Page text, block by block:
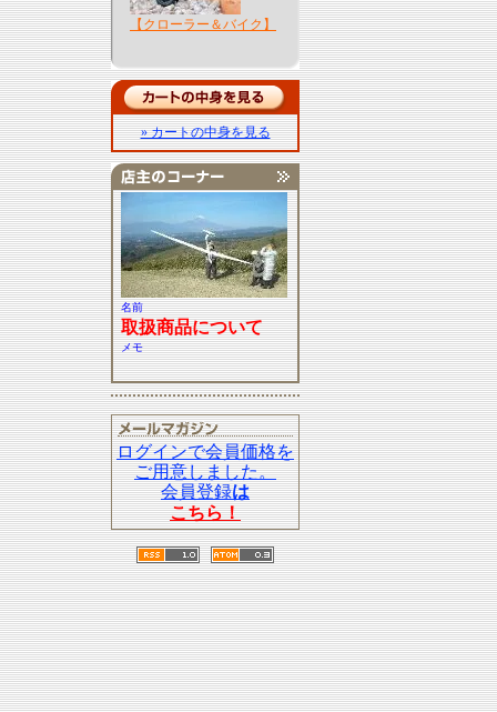
【クローラー＆バイク】
» カートの中身を見る
名前
取扱商品について
メモ
ログインで会員価格を
ご用意しました。
会員登録は
こちら！